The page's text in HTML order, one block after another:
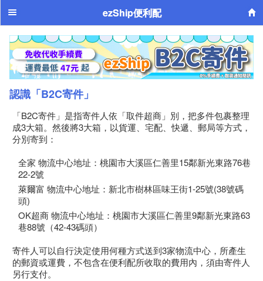
ezShip便利配
認識「B2C寄件」
「B2C寄件」是指寄件人依「取件超商」別，把多件包裹整理
成3大箱。然後將3大箱，以貨運、宅配、快遞、郵局等方式，
分別寄到：
全家 物流中心地址：桃園市大溪區仁善里15鄰新光東路76巷
22-2號
萊爾富 物流中心地址：新北市樹林區味王街1-25號(38號碼
頭)
OK超商 物流中心地址：桃園市大溪區仁善里9鄰新光東路63
巷88號（42-43碼頭）
寄件人可以自行決定使用何種方式送到3家物流中心，所產生
的郵資或運費，不包含在便利配所收取的費用內，須由寄件人
另行支付。